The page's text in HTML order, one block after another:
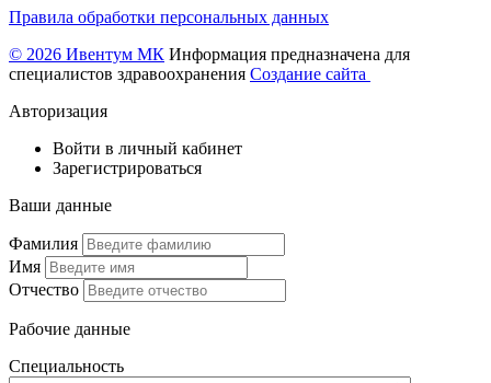
Правила обработки персональных данных
© 2026 Ивентум МК Информация предназначена для
специалистов здравоохранения Создание сайта
Авторизация
Войти в личный кабинет
Зарегистрироваться
Ваши данные
Фамилия
Имя
Отчество
Рабочие данные
Специальность